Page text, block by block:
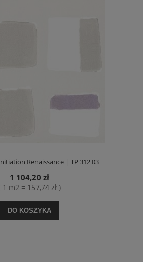
Renaissance | TP 312 03
1 104,20 zł
1 m2 = 157,74 zł )
DO KOSZYKA